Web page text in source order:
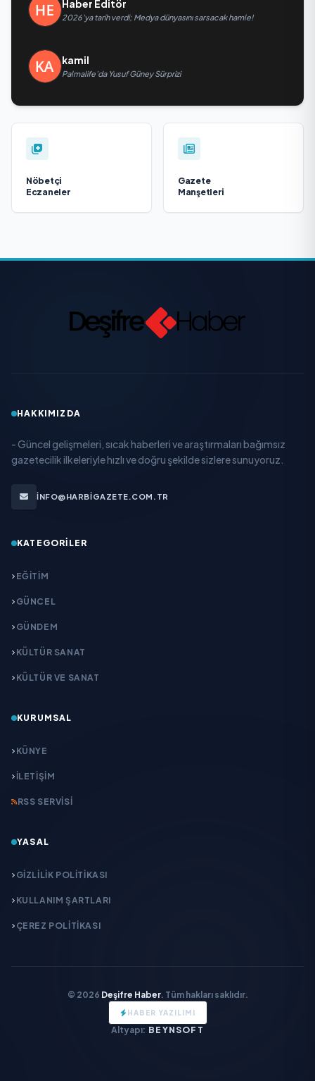
Haber Editör
2026’ya tarih verdi; Medya dünyasını sarsacak hamle!
kamil
Palmalife’da Yusuf Güney Sürprizi
Nöbetçi
Eczaneler
Gazete
Manşetleri
HAKKIMIZDA
- Güncel gelişmeleri, sıcak haberleri ve araştırmaları bağımsız
gazetecilik ilkeleriyle hızlı ve doğru şekilde sizlere sunuyoruz.
INFO@HARBIGAZETE.COM.TR
KATEGORILER
EĞITIM
GÜNCEL
GÜNDEM
KÜLTÜR SANAT
KÜLTÜR VE SANAT
KURUMSAL
KÜNYE
İLETIŞIM
RSS SERVISI
YASAL
GIZLILIK POLITIKASI
KULLANIM ŞARTLARI
ÇEREZ POLITIKASI
© 2026 Deşifre Haber. Tüm hakları saklıdır.
HABER YAZILIMI
Altyapı: BEYNSOFT